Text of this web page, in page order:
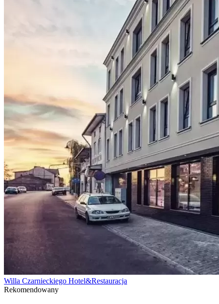
Willa Czarnieckiego Hotel&Restauracja
Rekomendowany